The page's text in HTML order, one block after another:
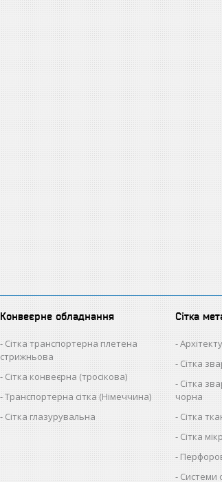
Конвеєрне обладнання
Сітка транспортерна плетена
стрижньова
Сітка конвеєрна (тросікова)
Транспортерна сітка (Німеччина)
Сітка глазурувальна
Сітка
Сітка
Сітка
чорна
Сітка
Сітка
Системи